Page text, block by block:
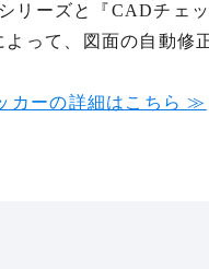
シリーズと『CADチェ
よって、図面の自動修
カーの詳細はこちら ≫